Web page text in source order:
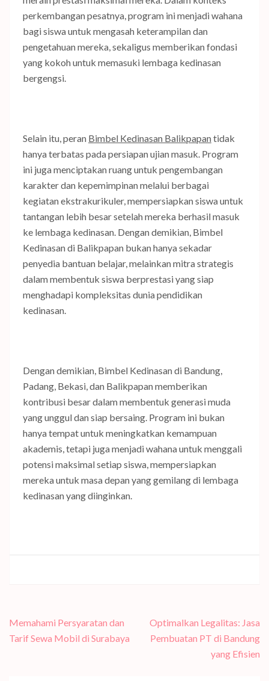
perkembangan pesatnya, program ini menjadi wahana
bagi siswa untuk mengasah keterampilan dan
pengetahuan mereka, sekaligus memberikan fondasi
yang kokoh untuk memasuki lembaga kedinasan
bergengsi.
Selain itu, peran Bimbel Kedinasan Balikpapantidak
hanya terbatas pada persiapan ujian masuk. Program
ini juga menciptakan ruang untuk pengembangan
karakter dan kepemimpinan melalui berbagai
kegiatan ekstrakurikuler, mempersiapkan siswa untuk
tantangan lebih besar setelah mereka berhasil masuk
ke lembaga kedinasan. Dengan demikian, Bimbel
Kedinasan di Balikpapan bukan hanya sekadar
penyedia bantuan belajar, melainkan mitra strategis
dalam membentuk siswa berprestasi yang siap
menghadapi kompleksitas dunia pendidikan
kedinasan.
Dengan demikian, Bimbel Kedinasan di Bandung,
Padang, Bekasi, dan Balikpapan memberikan
kontribusi besar dalam membentuk generasi muda
yang unggul dan siap bersaing. Program ini bukan
hanya tempat untuk meningkatkan kemampuan
akademis, tetapi juga menjadi wahana untuk menggali
potensi maksimal setiap siswa, mempersiapkan
mereka untuk masa depan yang gemilang di lembaga
kedinasan yang diinginkan.
Navigasi
pos
Memahami Persyaratan dan
Tarif Sewa Mobil di Surabaya
Optimalkan Legalitas: Jasa
Pembuatan PT di Bandung
yang Efisien